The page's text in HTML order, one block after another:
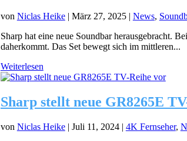
von Niclas Heike| März 27, 2025| News,
Sharp hat eine neue Soundbar herausgebracht.
daherkommt. Das Set bewegt sich im mittleren...
Weiterlesen
Sharp stellt neue GR8265E
von Niclas Heike| Juli 11, 2024| 4K Fernseher,